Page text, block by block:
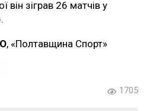
він зіграв 26 матчів у
, «Полтавщина Спорт»
1705